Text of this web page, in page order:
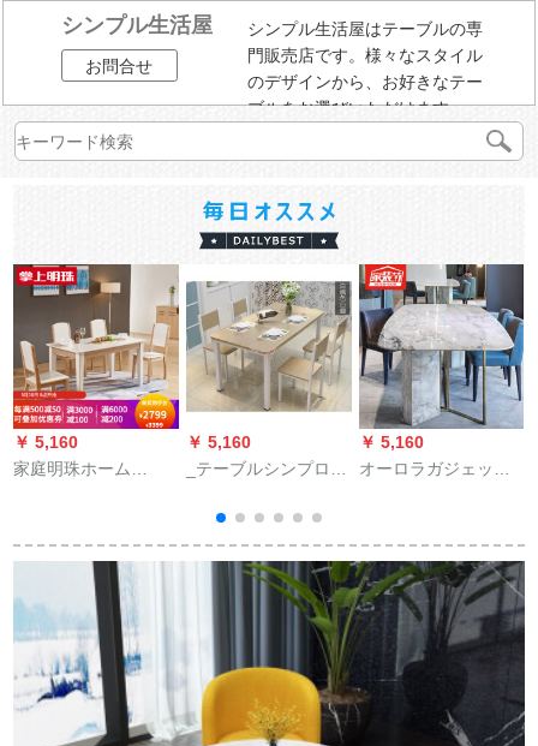
シンプル生活屋
お問合せ
シンプル生活屋はテーブルの専
門販売店です。様々なスタイル
のデザインから、お好きなテー
ブルをお選びいただけます。
￥ 5,160
家庭明珠ホーム
ブル4/6人レストラン
テーブル椅子家具セ
ット1テーブル+6食事
椅子【長さ約1.36メ
ートル】
￥ 5,160
_テーブルシンプロ家
トフードテーブルと
長方形の四人の洋風
テーブルを組み合わ
せて食事をするテー
ブルの円角100*50に
四椅子を配合する。
￥ 5,160
オーロラガジェット
ブルの組み合わせモ
ダシンプ設計者軽い
贅沢なテーブル大理
石テーブルラ糸ステ
ンレス長方形のテー
ブルとテーブルの組
み合わせ1.4*0.8メー
トルの軽い贅沢な大